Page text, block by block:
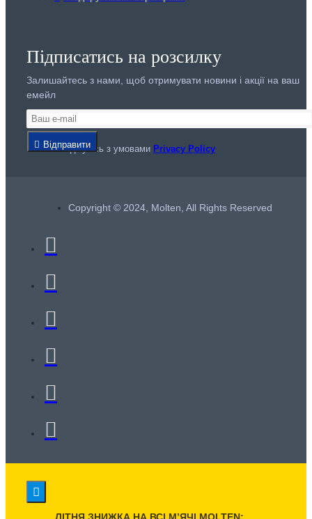
Підписатись на розсилку
Залишайтесь з нами, щоб отримувати новини і акції на ваш
емейл
Відправити
Я погоджуюсь з умовами Privacy Policy
Copyright © 2024, Molten, All Rights Reserved